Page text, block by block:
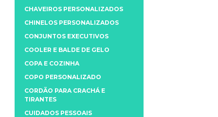
CHAVEIROS PERSONALIZADOS
CHINELOS PERSONALIZADOS
CONJUNTOS EXECUTIVOS
COOLER E BALDE DE GELO
COPA E COZINHA
COPO PERSONALIZADO
CORDÃO PARA CRACHÁ E
TIRANTES
CUIDADOS PESSOAIS